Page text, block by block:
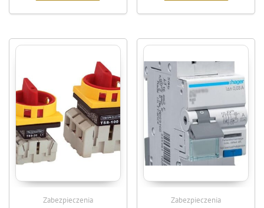
Zabezpieczenia Zabezpieczenia